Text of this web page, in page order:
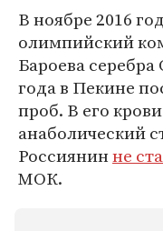
В ноябре 2016
олимпийский
Бароева
года в Пекине
проб. В его
анаболический
Россиянинне
МОК.